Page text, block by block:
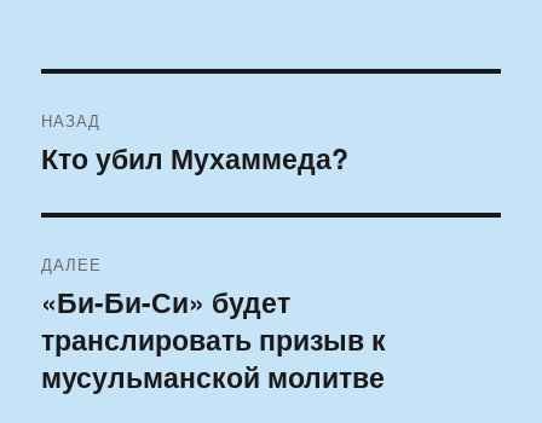
по
НАЗАД
Предыдущая
Кто убил Мухаммеда?
ДАЛЕЕ
Следующая
запись:
«Би-Би-Си» будет
транслировать призыв к
мусульманской молитве